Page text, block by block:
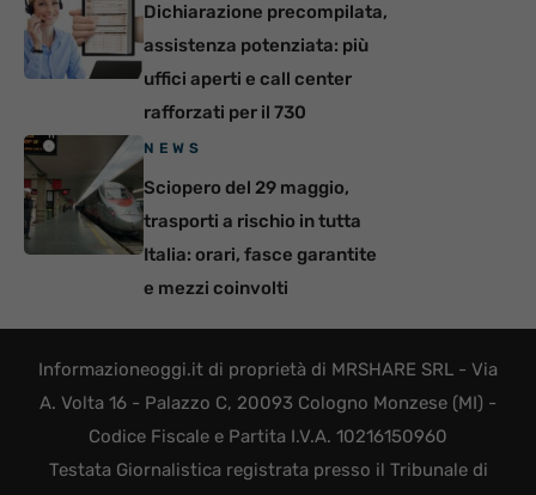
Dichiarazione precompilata,
assistenza potenziata: più
uffici aperti e call center
rafforzati per il 730
NEWS
Sciopero del 29 maggio,
trasporti a rischio in tutta
Italia: orari, fasce garantite
e mezzi coinvolti
Informazioneoggi.it di proprietà di MRSHARE SRL - Via
A. Volta 16 - Palazzo C, 20093 Cologno Monzese (MI) -
Codice Fiscale e Partita I.V.A. 10216150960
Testata Giornalistica registrata presso il Tribunale di